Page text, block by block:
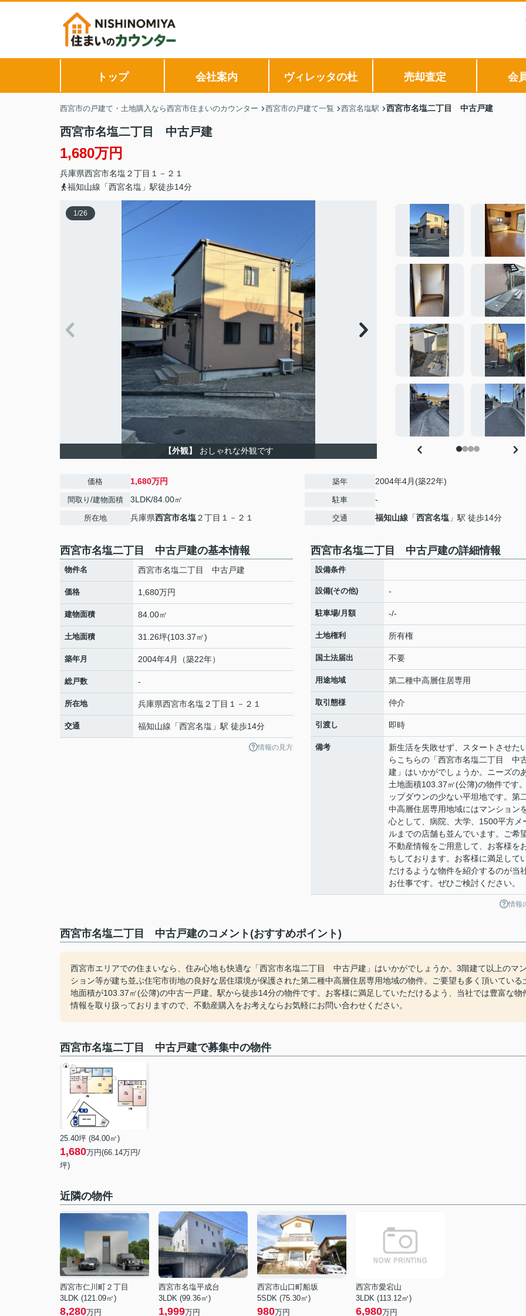
トップ 会社案内 ヴィレッタの杜 売却査定 会
西宮市の戸建て・土地購入なら西宮市住まいのカウンター 西宮市の戸建て一覧 西宮名塩駅 西宮市名塩二丁目 中古戸建
西宮市名塩二丁目 中古戸建
1,680万円
兵庫県西宮市名塩 ２丁目１－２１
福知山線「西宮名塩」駅徒歩14分
1/26
【外観】 おしゃれな外観です
価格 1,680万円
間取り/建物面積 3LDK/84.00㎡
所在地 兵庫県西宮市名塩 ２丁目１－２１
築年 2004年4月(築22年)
駐車 -
交通 福知山線 「西宮名塩 」駅 徒歩14分
西宮市名塩二丁目 中古戸建の基本情報
物件名 西宮市名塩二丁目 中古戸建
価格 1,680万円
建物面積 84.00㎡
土地面積 31.26坪(103.37㎡)
築年月 2004年4月（築22年）
総戸数 -
所在地 兵庫県西宮市名塩 ２丁目１－２１
交通 福知山線 「西宮名塩 」駅 徒歩14分
情報の見方
西宮市名塩二丁目 中古戸建の詳細情報
設備条件
設備(その他) -
駐車場/月額 -/-
土地権利 所有権
国土法届出 不要
用途地域 第二種中高層住居専用
取引態様 仲介
引渡し 即時
備考
新生活を失敗せず、スタートさせた
らこちらの「西宮市名塩二丁目 中
建」はいかがでしょうか。ニーズの
土地面積103.37㎡(公簿)の物件です
ップダウンの少ない平坦地です。第
中高層住居専用地域にはマンション
心として、病院、大学、1500平方メ
ルまでの店舗も並んでいます。ご希
不動産情報をご用意して、お客様を
ちしております。お客様に満足して
だけるような物件を紹介するのが当
お仕事です。ぜひご検討ください。
情報
西宮市名塩二丁目 中古戸建のコメント(おすすめポイント)
西宮市エリアでの住まいなら、住み心地も快適な「西宮市名塩二丁目 中古戸建」はいかがでしょうか。3階建て以上のマン
ション等が建ち並ぶ住宅市街地の良好な居住環境が保護された第二種中高層住居専用地域の物件。ご要望も多く頂いている
地面積が103.37㎡(公簿)の中古一戸建。駅から徒歩14分の物件です。お客様に満足していただけるよう、当社では豊富な物
情報を取り扱っておりますので、不動産購入をお考えならお気軽にお問い合わせください。
西宮市名塩二丁目 中古戸建で募集中の物件
25.40坪 (84.00㎡)
1,680万円(66.14万円/
坪)
近隣の物件
西宮市仁川町２丁目
3LDK (121.09㎡)
8,280万円
西宮市名塩平成台
3LDK (99.36㎡)
1,999万円
西宮市山口町船坂
5SDK (75.30㎡)
980万円
西宮市愛宕山
3LDK (113.12㎡)
6,980万円